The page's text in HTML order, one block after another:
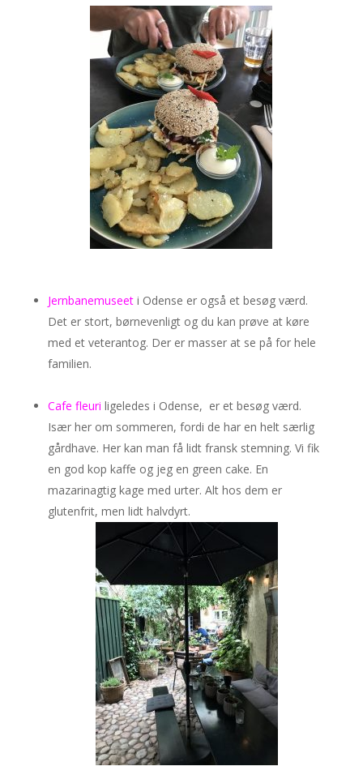
Jernbanemuseeti Odense er også et besøg værd.
Det er stort, børnevenligt og du kan prøve at køre
med et veterantog. Der er masser at se på for hele
familien.
Cafe fleuri ligeledes i Odense, er et besøg værd.
Især her om sommeren, fordi de har en helt særlig
gårdhave. Her kan man få lidt fransk stemning. Vi fik
en god kop kaffe og jeg en green cake. En
mazarinagtig kage med urter. Alt hos dem er
glutenfrit, men lidt halvdyrt.